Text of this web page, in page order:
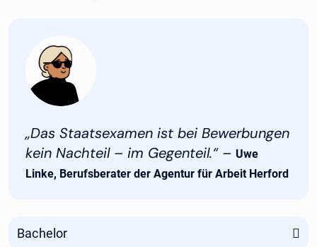
Zitat:
„Das Staatsexamen ist bei Bewerbungen
kein Nachteil – im Gegenteil.“ – Uwe
Linke, Berufsberater der Agentur für Arbeit Herford
Bachelor